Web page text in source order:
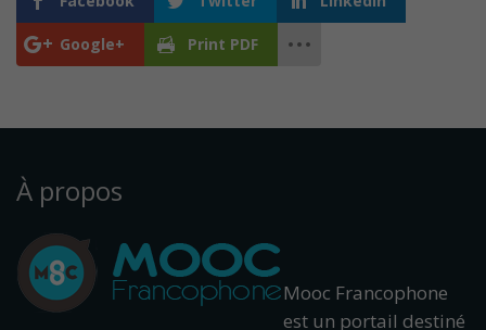
Google+ Print PDF
À propos
Mooc Francophone
est un portail destiné